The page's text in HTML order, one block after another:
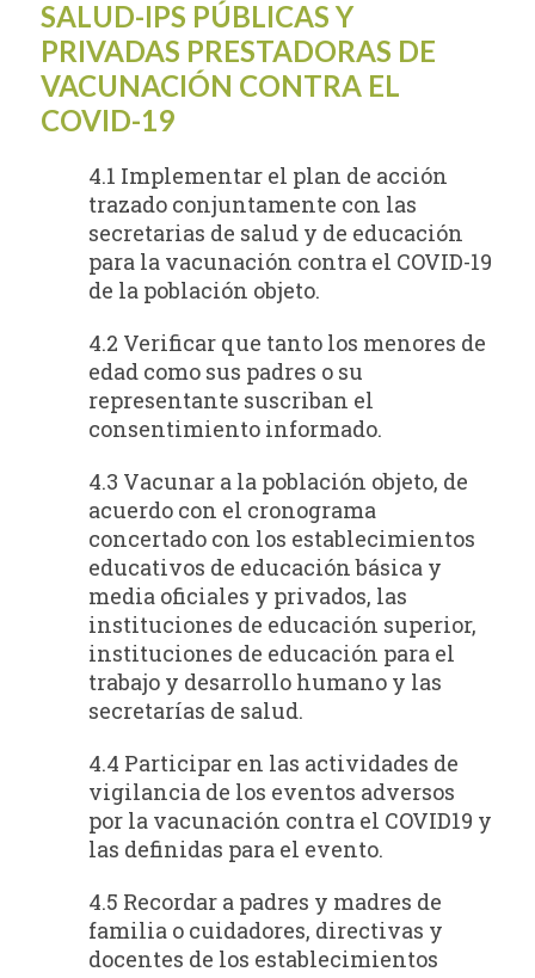
SALUD-IPS PÚBLICAS Y
PRIVADAS PRESTADORAS DE
VACUNACIÓN CONTRA EL
COVID-19
4.1 Implementar el plan de acción
trazado conjuntamente con las
secretarias de salud y de educación
para la vacunación contra el COVID-19
de la población objeto.
4.2 Verificar que tanto los menores de
edad como sus padres o su
representante suscriban el
consentimiento informado.
4.3 Vacunar a la población objeto, de
acuerdo con el cronograma
concertado con los establecimientos
educativos de educación básica y
media oficiales y privados, las
instituciones de educación superior,
instituciones de educación para el
trabajo y desarrollo humano y las
secretarías de salud.
4.4 Participar en las actividades de
vigilancia de los eventos adversos
por la vacunación contra el COVID19 y
las definidas para el evento.
4.5 Recordar a padres y madres de
familia o cuidadores, directivas y
docentes de los establecimientos